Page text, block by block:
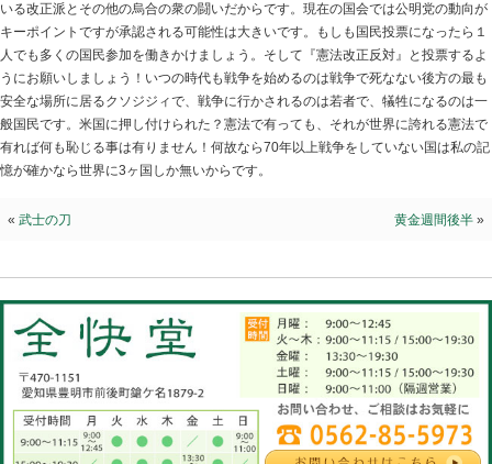
そうなると同盟国である米国が戦争を開始すれば日本も
日本の国土が再び焦土と化す可能性が有る憲法改正をし
晒しても良いのでしょうか？そして私が最も危惧してい
改正派のトラップです。首相の構想とは正反対の人々(
ップを掛けようと厳罰方向に改正しようとしている人々
です。となれば国民投票に持ち込まれる可能性は大きい
投票になれば憲法改正になる可能性が有ります。それが
や投票に行くでしょう。一方、憲法改正には反対と考え
任せの傾向に有るからです。英国のEU離脱でも、トラ
しも国民の総意とは一致してない結果が出ているからで
いる改正派とその他の烏合の衆の闘いだからです。現在
キーポイントですが承認される可能性は大きいです。も
人でも多くの国民参加を働きかけましょう。そして『憲